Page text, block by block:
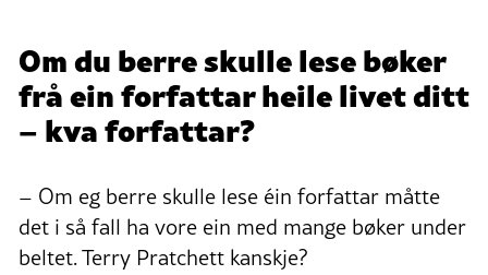
Om du berre skulle lese bøker
frå ein forfattar heile livet ditt
– kva forfattar?
– Om eg berre skulle lese éin forfattar måtte
det i så fall ha vore ein med mange bøker under
beltet. Terry Pratchett kanskje?